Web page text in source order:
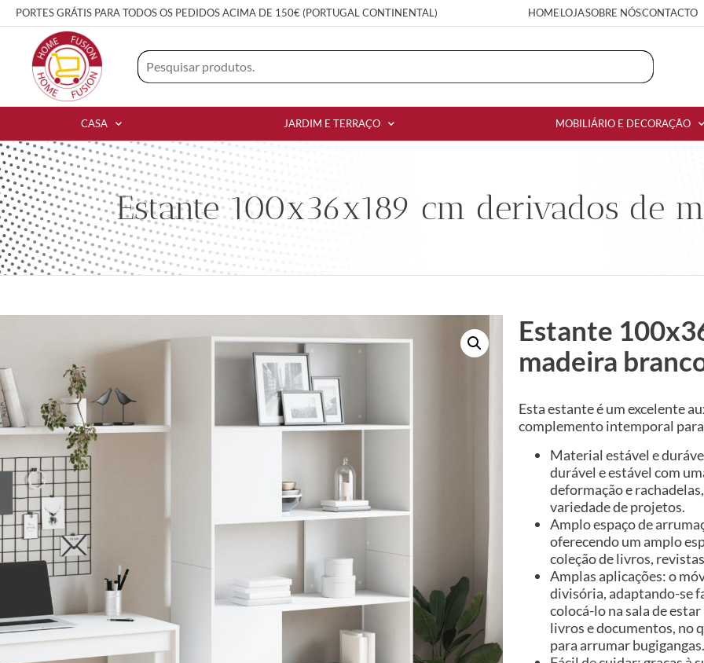
PORTES GRÁTIS PARA TODOS OS PEDIDOS ACIMA DE 150€ (PORTUGAL CONTINENTAL) HOMELOJASOBRE NÓSCONTACTO
CASA JARDIM E TERRAÇO MOBILIÁRIO E DECORAÇÃO
Estante 100x36x189 cm derivados de
Estante
madeira
Esta estante é um excelente
complemento intemporal para
Material estável e
durável e estável com
deformação e
variedade de projetos.
Amplo espaço de
oferecendo um amplo
coleção de livros,
Amplas aplicações: o
divisória, adaptando-se
colocá-lo na sala de
livros e documentos, no
para arrumar bugigangas.